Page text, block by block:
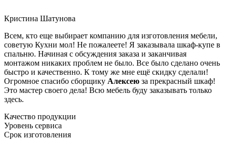
Кристина Шатунова
Всем, кто еще выбирает компанию для изготовления мебели,
советую Кухни мол! Не пожалеете! Я заказывала шкаф-купе в
спальню. Начиная с обсуждения заказа и заканчивая
монтажом никаких проблем не было. Все было сделано очень
быстро и качественно. К тому же мне ещё скидку сделали!
Огромное спасибо сборщику Алексею за прекрасный шкаф!
Это мастер своего дела! Всю мебель буду заказывать только
здесь.
Качество продукции
Уровень сервиса
Срок изготовления